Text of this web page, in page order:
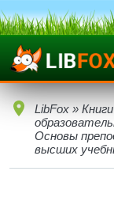
LibFox » Книги
Основы
высших